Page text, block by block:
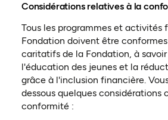
Considérations relatives à la
Tous les programmes et activités
Fondation doivent être
caritatifs de la Fondation, à
l'éducation des jeunes et la
grâce à l'inclusion financière.
dessous quelques considérations
conformité :